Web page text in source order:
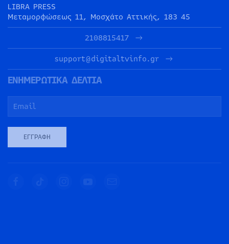
LIBRA PRESS
Μεταμορφώσεως 11, Μοσχάτο Αττικής, 183 45
2108815417
support@digitaltvinfo.gr
ΕΝΗΜΕΡΩΤΙΚΑ ΔΕΛΤΙΑ
ΕΓΓΡΑΦΉ